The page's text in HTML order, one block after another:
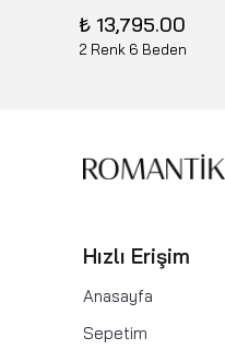
₺ 13,795.00
2 Renk 6 Beden
Hızlı Erişim
Anasayfa
Sepetim